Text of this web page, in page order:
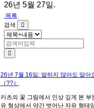
26년 5월 27일.
목록
검색
26년 7월 16일: 말하지 않아도 알아
（??）
카츠의 꽃 그림에서 인상 깊게 본 부
유 형상에서 약간 벗어난 자유 형태